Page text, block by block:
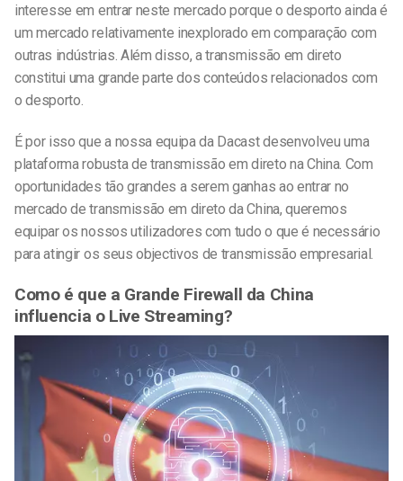
interesse em entrar neste mercado porque o desporto ainda é
um mercado relativamente inexplorado em comparação com
outras indústrias. Além disso, a transmissão em direto
constitui uma grande parte dos conteúdos relacionados com
o desporto.
É por isso que a nossa equipa da Dacast desenvolveu uma
plataforma robusta de transmissão em direto na China. Com
oportunidades tão grandes a serem ganhas ao entrar no
mercado de transmissão em direto da China, queremos
equipar os nossos utilizadores com tudo o que é necessário
para atingir os seus objectivos de transmissão empresarial.
Como é que a Grande Firewall da China
influencia o Live Streaming?